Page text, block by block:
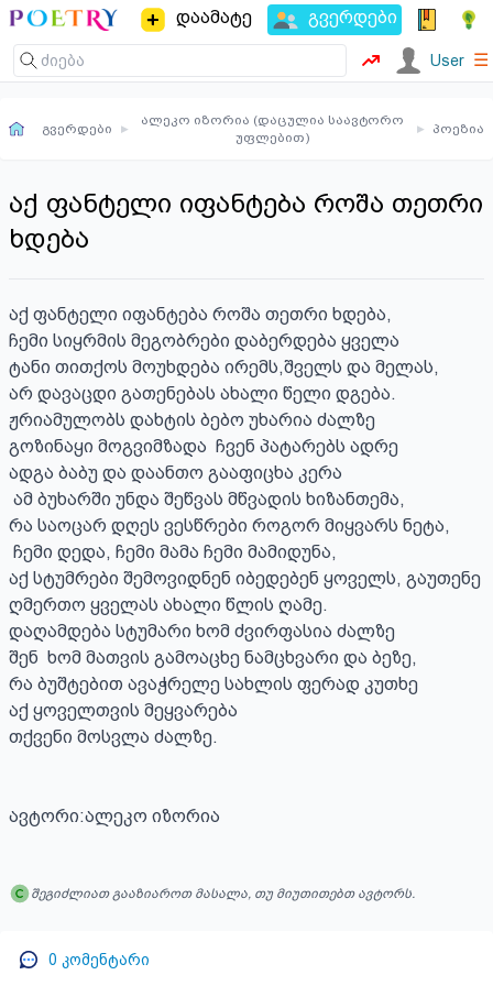
დაამატე გვერდები
User ☰
გვერდები ▸
ალეკო იზორია (დაცულია საავტორო
უფლებით)
▸ პოეზია
აქ ფანტელი იფანტება როშა თეთრი
ხდება
აქ ფანტელი იფანტება როშა თეთრი ხდება,
ჩემი სიყრმის მეგობრები დაბერდება ყველა
ტანი თითქოს მოუხდება ირემს,შველს და მელას,
არ დავაცდი გათენებას ახალი წელი დგება.
ჟრიამულობს დახტის ბებო უხარია ძალზე
გოზინაყი მოგვიმზადა  ჩვენ პატარებს ადრე
ადგა ბაბუ და დაანთო გააფიცხა კერა
რა საოცარ დღეს ვესწრები როგორ მიყვარს ნეტა,
აქ სტუმრები შემოვიდნენ იბედებენ ყოველს, გაუთენე
ღმერთო ყველას ახალი წლის ღამე.
დაღამდება სტუმარი ხომ ძვირფასია ძალზე
შენ  ხომ მათვის გამოაცხე ნამცხვარი და ბეზე,
რა ბუშტებით ავაჭრელე სახლის ფერად კუთხე
აქ ყოველთვის მეყვარება
თქვენი მოსვლა ძალზე.
ავტორი:ალეკო იზორია
შეგიძლიათ გააზიაროთ მასალა, თუ მიუთითებთ ავტორს.
0 კომენტარი